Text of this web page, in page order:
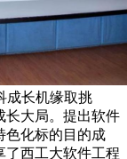
成长机缘取挑
长大局。提出软件
色化标的目的成
了西工大软件工程